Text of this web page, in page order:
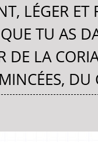
LÉGER
TU AS
DE LA